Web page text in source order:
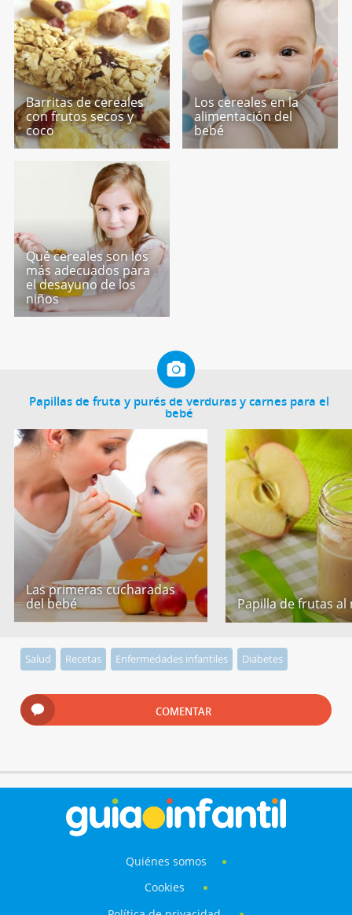
Barritas de cereales
con frutos secos y
coco
Los cereales en la
alimentación del
bebé
Qué cereales son los
más adecuados para
el desayuno de los
niños
Papillas de fruta y purés de verduras y carnes para el
bebé
Las primeras cucharadas
del bebé
Papilla de frutas al
Salud Recetas Enfermedades infantiles Diabetes
COMENTAR
Quiénes somos
Cookies